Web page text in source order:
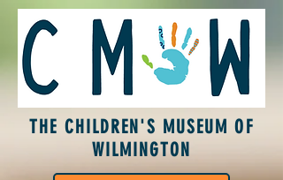
THE CHILDREN'S MUSEUM OF
WILMINGTON